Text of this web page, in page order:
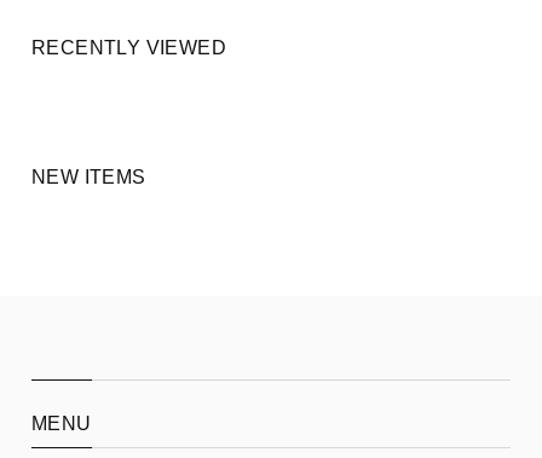
RECENTLY VIEWED
NEW ITEMS
MENU